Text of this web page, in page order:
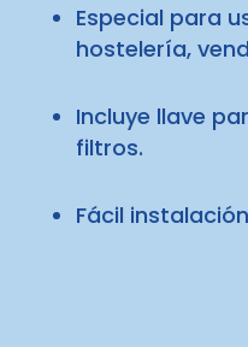
Especial para
hostelería,
Incluye llave
filtros.
Fácil